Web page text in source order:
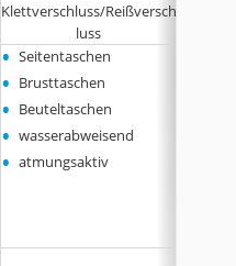
Klettverschluss/Reißversch
luss
• Seitentaschen
• Brusttaschen
• Beuteltaschen
• wasserabweisend
• atmungsaktiv